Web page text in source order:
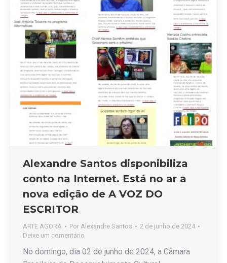
Alexandre Santos disponibiliza
conto na Internet. Está no ar a
nova edição de A VOZ DO
ESCRITOR
ARTE AGORA Por Alexandre Santos
2 de junho de 2024
Deixe um comentário
No domingo, dia 02 de junho de 2024, a Câmara